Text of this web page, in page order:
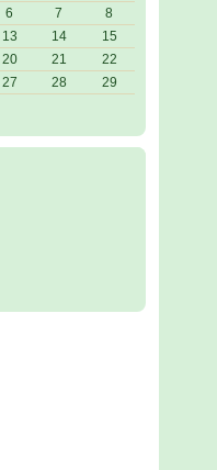
6 7
8
13 14
15
20 21
22
27 28
29